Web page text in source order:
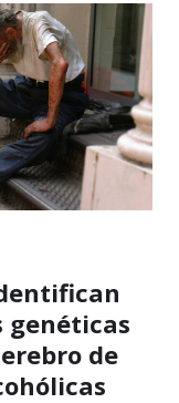
genéticas
de